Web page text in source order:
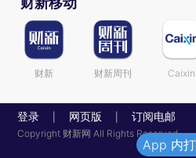
财新 财新周刊 Caixin
登录 网页版 订阅电邮
Copyright 财新网 All Rights Reserved
App 内